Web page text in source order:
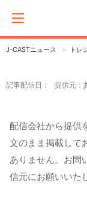
J-CASTニュース トレ
記事配信日： 提供元：
配信会社から提供
文のまま掲載して
ありません。お問
信元にお願いいた